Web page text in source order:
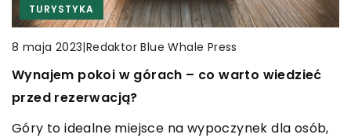
CZAS WOLNY KOLEKCJONERSTWO
18 maja 2025|Redaktor Blue Whale Press
Zanurzenie w historii: jak kolekcjonowanie
antycznych książek otwiera drzwi do
przeszłości
TURYSTYKA
8 maja 2023|Redaktor Blue Whale Press
Wynajem pokoi w górach – co warto wiedzieć
przed rezerwacją?
Góry to idealne miejsce na wypoczynek dla osób,
CZAS WOLNY INNE
9 września 2024|Redaktor Blue Whale Press
Jak wybrać idealne grafiki na ścianę do różnych
pomieszczeń w domu
Odkryj sekrety wyboru idealnych grafik na ścianę,